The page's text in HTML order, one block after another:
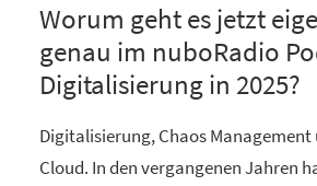
Worum geht es jetzt
genau im nuboRadio
Digitalisierung in 2025?
Digitalisierung, Chaos Management
Cloud. In den vergangenen Jahren